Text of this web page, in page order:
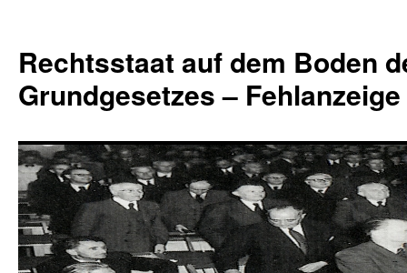
springen
Rechtsstaat auf dem Boden
Grundgesetzes –